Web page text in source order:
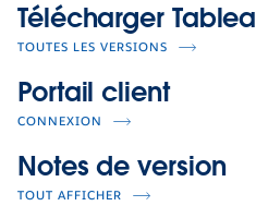
Télécharger
TOUTES LES VERSIONS
Portail client
CONNEXION
Notes de version
TOUT AFFICHER